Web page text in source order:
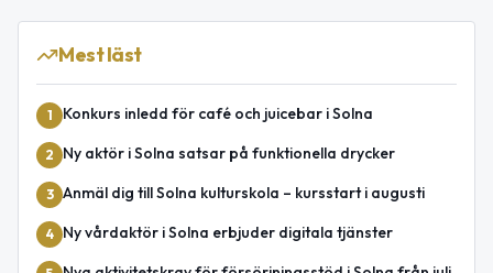
Mest läst
1 Konkurs inledd för café och juicebar i Solna
2 Ny aktör i Solna satsar på funktionella drycker
3 Anmäl dig till Solna kulturskola – kursstart i augusti
4 Ny vårdaktör i Solna erbjuder digitala tjänster